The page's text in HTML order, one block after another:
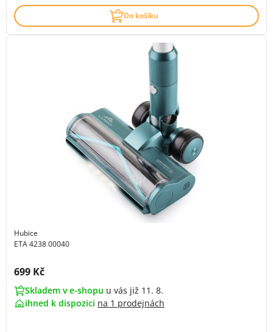
Do košíku
Hubice
ETA 4238 00040
Cena s DPH:
699 Kč
Skladem v e-shopu u vás již 11. 8.
ihned k dispozici na 1 prodejnách